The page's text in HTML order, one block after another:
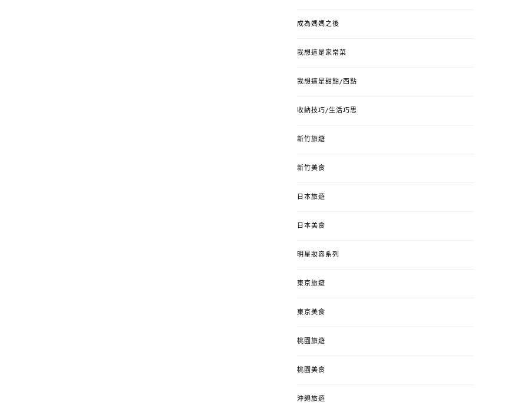
成為媽媽之後
我想這是家常菜
我想這是甜點/西點
收納技巧/生活巧思
新竹旅遊
新竹美食
日本旅遊
日本美食
明星妝容系列
東京旅遊
東京美食
桃園旅遊
桃園美食
沖繩旅遊